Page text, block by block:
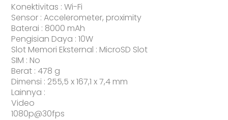
Konektivitas : Wi-Fi
Sensor : Accelerometer, proximity
Baterai : 8000 mAh
Pengisian Daya : 10W
Slot Memori Eksternal : MicroSD Slot
SIM : No
Berat : 478 g
Dimensi : 255,5 x 167,1 x 7,4 mm
Lainnya :
Video
1080p@30fps